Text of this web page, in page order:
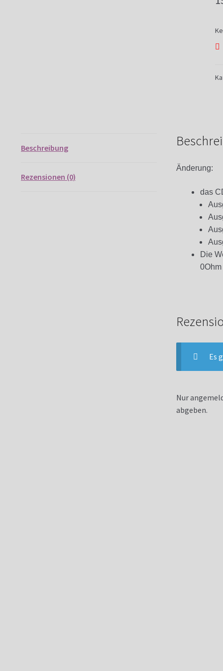
Beschreibung
Rezensionen (0)
Änderung:
das
Die
Es
Nur
abgeben.